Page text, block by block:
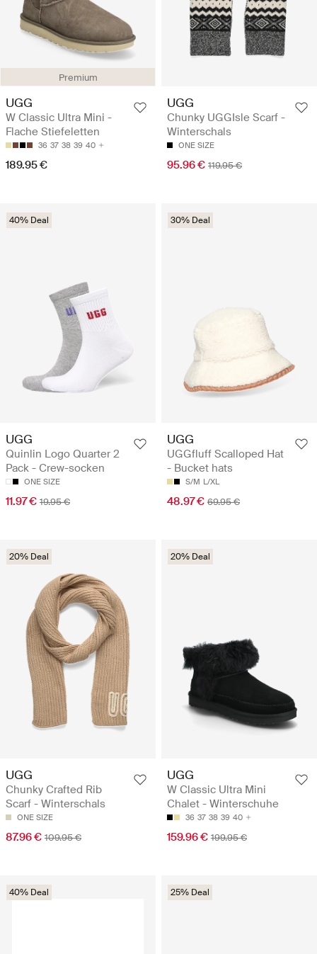
Premium
UGG
W Classic Ultra Mini -
Flache Stiefeletten
36 37 38 39 40
189.95 €
UGG
Chunky UGGIsle Scarf -
Winterschals
ONE SIZE
95.96 € 119.95 €
40% Deal
UGG
Quinlin Logo Quarter 2
Pack - Crew-socken
ONE SIZE
11.97 € 19.95 €
30% Deal
UGG
UGGfluff Scalloped Hat
- Bucket hats
S/M L/XL
48.97 € 69.95 €
20% Deal
UGG
Chunky Crafted Rib
Scarf - Winterschals
ONE SIZE
87.96 € 109.95 €
20% Deal
UGG
W Classic Ultra Mini
Chalet - Winterschuhe
36 37 38 39 40
159.96 € 199.95 €
40% Deal 25% Deal